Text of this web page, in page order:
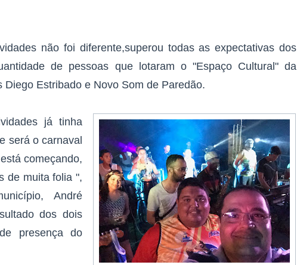
não foi diferente,superou todas as expectativas dos
de pessoas que lotaram o "Espaço Cultural" da
Diego Estribado e Novo Som de Paredão.
já tinha
será o carnaval
começando,
de muita folia ",
André
dos dois
presença do